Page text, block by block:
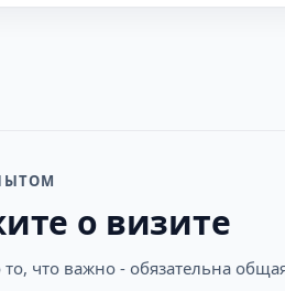
о визите
то, что важно - обязательна